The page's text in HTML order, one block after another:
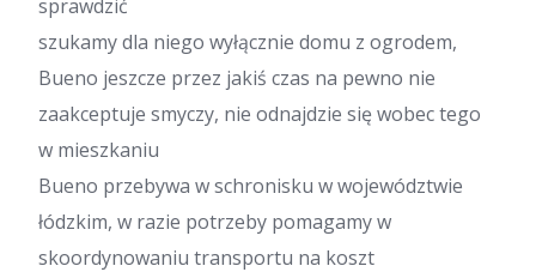
sprawdzić
szukamy dla niego wyłącznie domu z ogrodem,
Bueno jeszcze przez jakiś czas na pewno nie
zaakceptuje smyczy, nie odnajdzie się wobec tego
w mieszkaniu
Bueno przebywa w schronisku w województwie
łódzkim, w razie potrzeby pomagamy w
skoordynowaniu transportu na koszt